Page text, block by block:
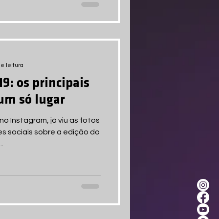
os principais
só lugar
Instagram, já viu as fotos
sociais sobre a edição do
leitura